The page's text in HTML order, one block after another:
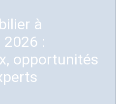
à
:
opportunités